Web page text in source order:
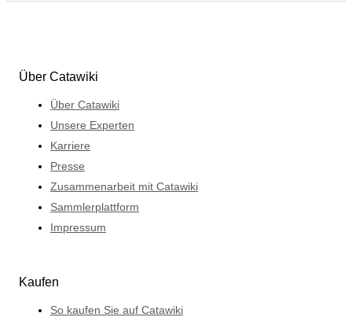
Über Catawiki
Über Catawiki
Unsere Experten
Karriere
Presse
Zusammenarbeit mit Catawiki
Sammlerplattform
Impressum
Kaufen
So kaufen Sie auf Catawiki